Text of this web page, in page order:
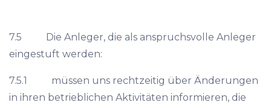
7.5 Die Anleger, die als anspruchsvolle Anleger
eingestuft werden:
7.5.1 müssen uns rechtzeitig über Änderungen
in ihren betrieblichen Aktivitäten informieren, die